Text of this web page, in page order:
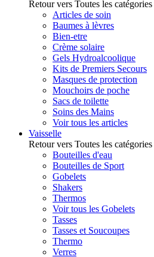
Retour vers Toutes les catégories
Articles de soin
Baumes à lèvres
Bien-etre
Crème solaire
Gels Hydroalcoolique
Kits de Premiers Secours
Masques de protection
Mouchoirs de poche
Sacs de toilette
Soins des Mains
Voir tous les articles
Vaisselle
Retour vers Toutes les catégories
Bouteilles d'eau
Bouteilles de Sport
Gobelets
Shakers
Thermos
Voir tous les Gobelets
Tasses
Tasses et Soucoupes
Thermo
Verres